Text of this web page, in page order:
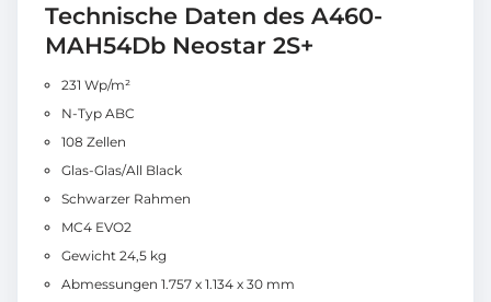
Technische Daten des A460-
MAH54Db Neostar 2S+
231 Wp/m²
N-Typ ABC
108 Zellen
Glas-Glas/All Black
Schwarzer Rahmen
MC4 EVO2
Gewicht 24,5 kg
Abmessungen 1.757 x 1.134 x 30 mm